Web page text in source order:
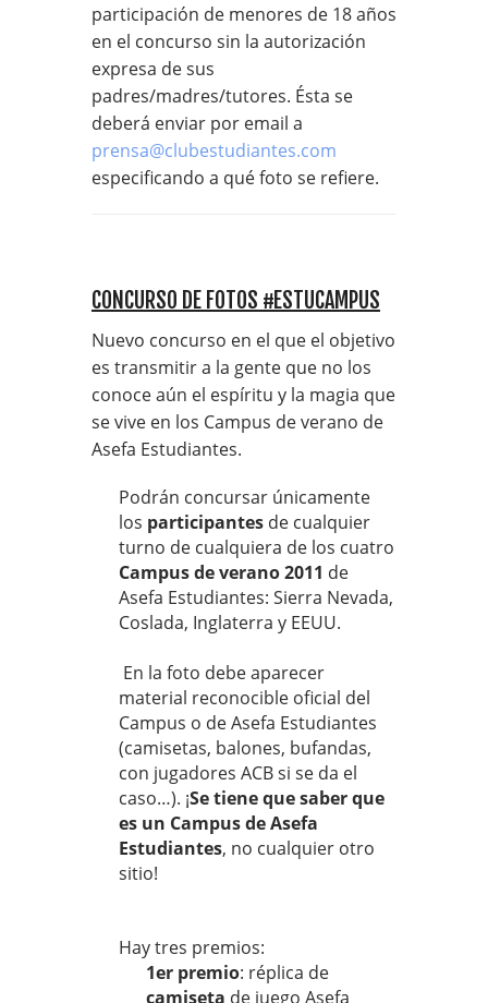
participación de menores de 18 años
en el concurso sin la autorización
expresa de sus
padres/madres/tutores. Ésta se
deberá enviar por email a
prensa@clubestudiantes.com
especificando a qué foto se refiere.
CONCURSO DE FOTOS #ESTUCAMPUS
Nuevo concurso en el que el objetivo
es transmitir a la gente que no los
conoce aún el espíritu y la magia que
se vive en los Campus de verano de
Asefa Estudiantes.
Podrán concursar únicamente
los participantes de cualquier
turno de cualquiera de los cuatro
Campus de verano 2011 de
Asefa Estudiantes: Sierra Nevada,
Coslada, Inglaterra y EEUU.
En la foto debe aparecer
material reconocible oficial del
Campus o de Asefa Estudiantes
(camisetas, balones, bufandas,
con jugadores ACB si se da el
caso…). ¡Se tiene que saber que
es un Campus de Asefa
Estudiantes, no cualquier otro
sitio!
Hay tres premios:
1er premio: réplica de
camiseta de juego Asefa